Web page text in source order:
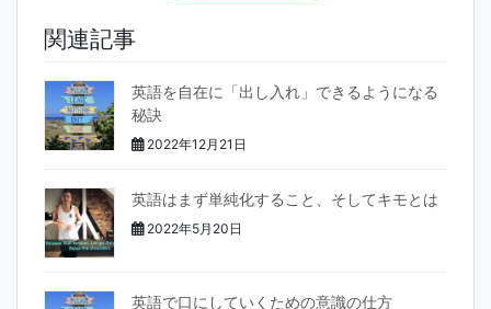
b
o
o
k
関連記事
英語を自在に「出し入れ」できるようになる
秘訣
2022年12月21日
英語はまず単純化すること、そしてキモとは
2022年5月20日
英語で口にしていくための意識の仕方